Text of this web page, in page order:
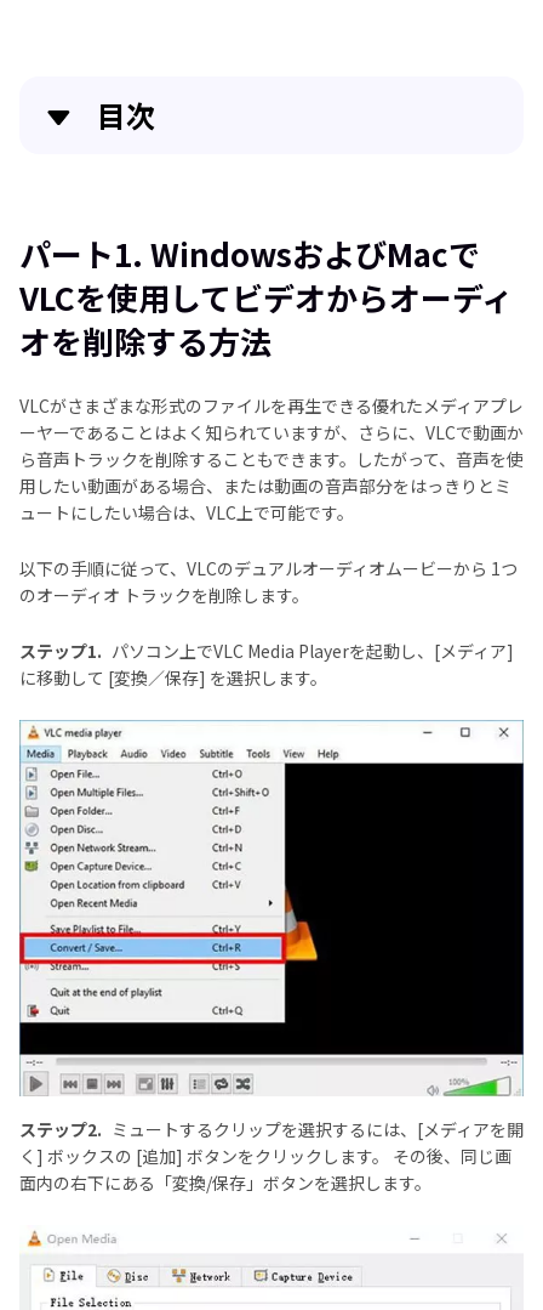
目次
簡単かつ機能性抜群の動画編集ソフト
パート1. WindowsおよびMacでVLCを使用してビデオ
からオーディオを削除する方法
声の編集ソフト
パート3. オンライン上で動画をミュートにする
結論
パート1. WindowsおよびMacで
VLCを使用してビデオからオーディ
オを削除する方法
VLCがさまざまな形式のファイルを再生できる優れたメディアプレ
ーヤーであることはよく知られていますが、さらに、VLCで動画か
ら音声トラックを削除することもできます。したがって、音声を使
用したい動画がある場合、または動画の音声部分をはっきりとミ
ュートにしたい場合は、VLC上で可能です。
以下の手順に従って、VLCのデュアルオーディオムービーから 1つ
のオーディオ トラックを削除します。
ステップ1. パソコン上でVLC Media Playerを起動し、[メディア]
に移動して [変換／保存] を選択します。
ステップ2. ミュートするクリップを選択するには、[メディアを開
く] ボックスの [追加] ボタンをクリックします。 その後、同じ画
面内の右下にある「変換/保存」ボタンを選択します。